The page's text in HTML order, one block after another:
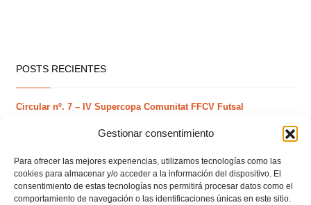
Gestionar consentimiento
Para ofrecer las mejores experiencias, utilizamos tecnologías como las
cookies para almacenar y/o acceder a la información del dispositivo. El
consentimiento de estas tecnologías nos permitirá procesar datos como el
comportamiento de navegación o las identificaciones únicas en este sitio.
POSTS RECIENTES
Circular nº. 7 – IV Supercopa Comunitat FFCV Futsal
Este es el grupo VI y calendario de Tercera
Federación RFEF para la temporada 2026/2027